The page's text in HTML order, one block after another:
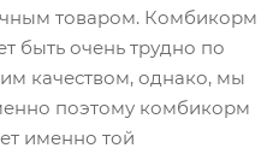
товаром. Комбикорм
быть очень трудно по
качеством, однако, мы
поэтому комбикорм
именно той